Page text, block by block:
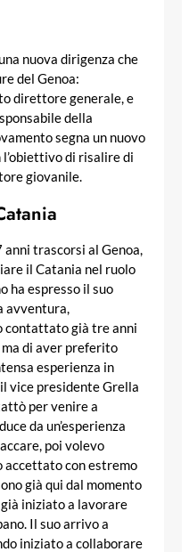
nuova dirigenza che
del Genoa:
direttore generale, e
della
segna un nuovo
di risalire di
giovanile.
anni trascorsi al Genoa,
il Catania nel ruolo
ha espresso il suo
avventura,
contattato già tre anni
di aver preferito
esperienza in
vice presidente Grella
per venire a
da un’esperienza
poi volevo
accettato con estremo
già qui dal momento
iniziato a lavorare
Il suo arrivo a
iniziato a collaborare